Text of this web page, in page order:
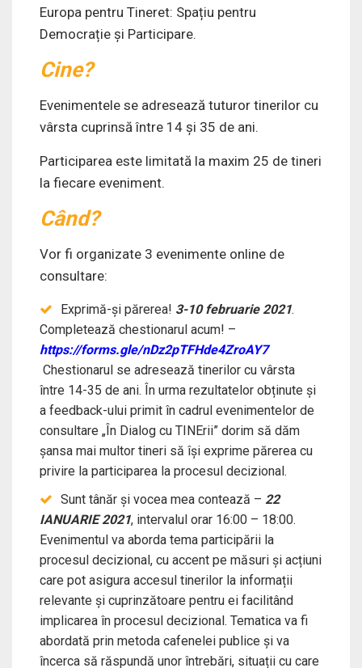
Europa pentru Tineret: Spațiu pentru
Democrație și Participare.
Cine?
Evenimentele se adresează tuturor tinerilor cu
vârsta cuprinsă între 14 și 35 de ani.
Participarea este limitată la maxim 25 de tineri
la fiecare eveniment.
Când?
Vor fi organizate 3 evenimente online de
consultare:
Exprimă-și părerea! 3-10 februarie 2021.
Completează chestionarul acum! –
https://forms.gle/nDz2pTFHde4ZroAY7
Chestionarul se adresează tinerilor cu vârsta
între 14-35 de ani. În urma rezultatelor obținute și
a feedback-ului primit în cadrul evenimentelor de
consultare „În Dialog cu TINErii” dorim să dăm
șansa mai multor tineri să își exprime părerea cu
privire la participarea la procesul decizional.
Sunt tânăr și vocea mea contează – 22
IANUARIE 2021, intervalul orar 16:00 – 18:00.
Evenimentul va aborda tema participării la
procesul decizional, cu accent pe măsuri și acțiuni
care pot asigura accesul tinerilor la informații
relevante și cuprinzătoare pentru ei facilitând
implicarea în procesul decizional. Tematica va fi
abordată prin metoda cafenelei publice și va
încerca să răspundă unor întrebări, situații cu care